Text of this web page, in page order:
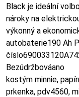
Black je ideální
nároky na
výkonný a
autobaterie190 Ah
Bezúdržbováano
kostým minnie,
prkenka, pdv4560,